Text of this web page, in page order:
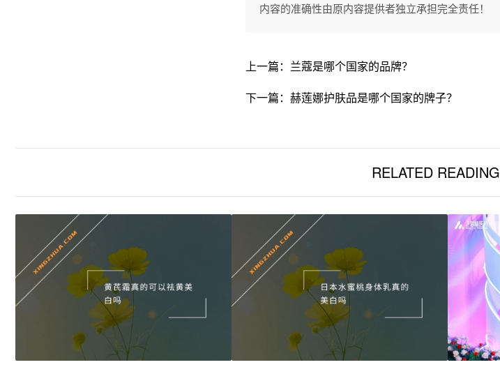
内容的准确性由原内容提供者独立承担完全责任！
上一篇： 兰蔻是哪个国家的品牌？
下一篇： 赫莲娜护肤品是哪个国家的牌子？
RELATED READING